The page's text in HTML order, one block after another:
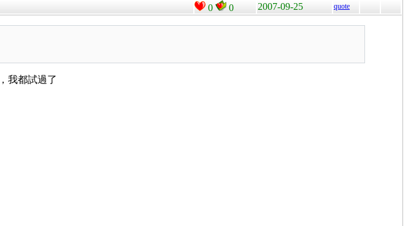
0 0 2007-09-25 quote
我都試過了